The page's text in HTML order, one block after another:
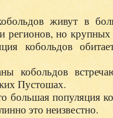
живут в
регионов, но
кобольдов
кобольдов
Пустошах.
большая популяция
это неизвестно.